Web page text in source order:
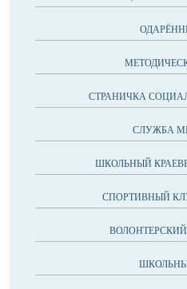
СТРАНИЧКА
СЛУЖБА
ШКОЛЬНЫЙ
СПОРТИВНЫЙ